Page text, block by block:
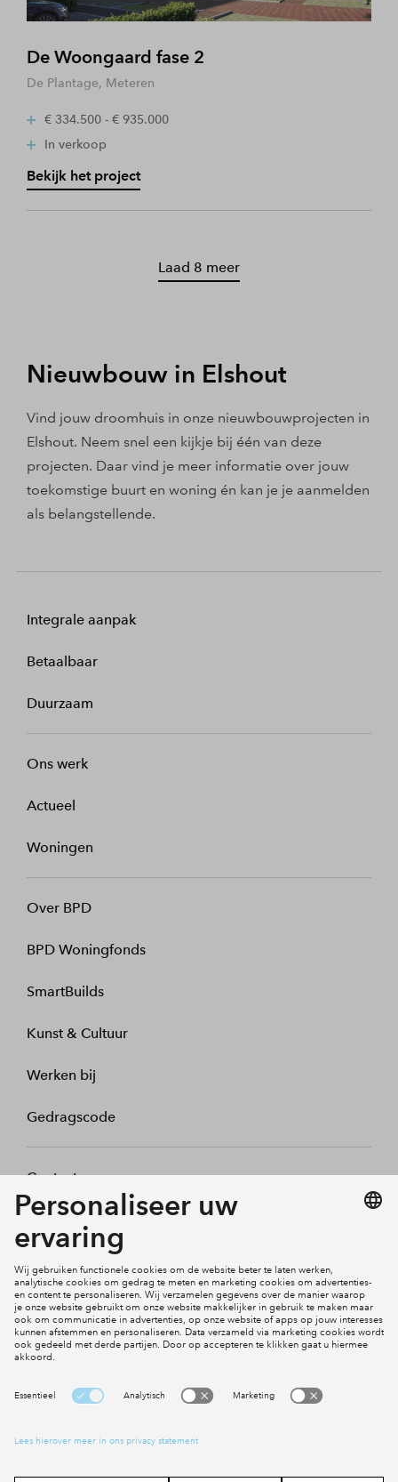
De Woongaard fase 2
De Plantage, Meteren
€ 334.500 - € 935.000
In verkoop
Bekijk het project
Laad 8 meer
Nieuwbouw in Elshout
Vind jouw droomhuis in onze nieuwbouwprojecten in
Elshout. Neem snel een kijkje bij één van deze
projecten. Daar vind je meer informatie over jouw
toekomstige buurt en woning én kan je je aanmelden
als belangstellende.
Integrale aanpak
Betaalbaar
Duurzaam
Ons werk
Actueel
Woningen
Over BPD
BPD Woningfonds
SmartBuilds
Kunst & Cultuur
Werken bij
Gedragscode
Contact
Mijn profiel
Social Media
Cookies